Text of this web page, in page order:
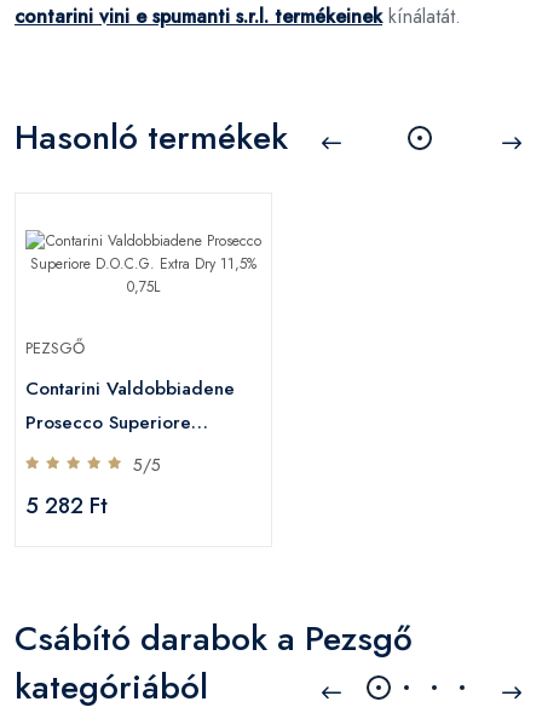
contarini vini e spumanti s.r.l. termékeinekkínálatát.
Hasonló termékek
PEZSGŐ
Contarini Valdobbiadene
Prosecco Superiore
D.O.C.G. Extra Dry 11,5%
5/5
5 282 Ft
Csábító darabok a Pezsgő
kategóriából